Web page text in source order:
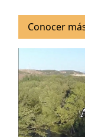
Conocer